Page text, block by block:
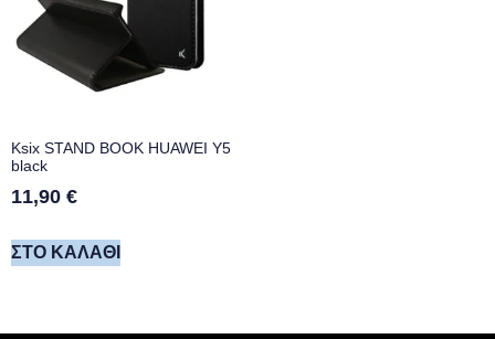
Ksix STAND BOOK HUAWEI Y5
black
11,90 €
ΣΤΟ ΚΑΛΆΘΙ